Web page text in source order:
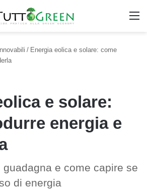
/ Energia eolica e solare: come
e solare:
energia e
e come capire se
di energia